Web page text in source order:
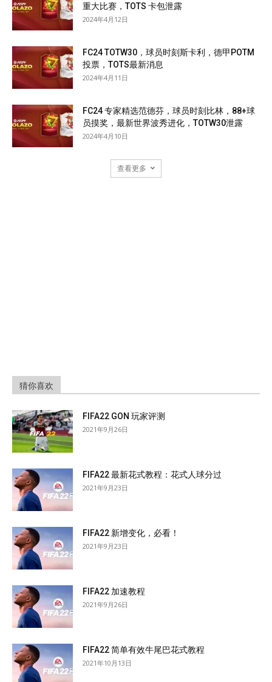
重大比赛，TOTS 卡包泄露
2024年4月12日
FC24 TOTW30，球员时刻斯卡利，德甲POTM
投票，TOTS最新消息
2024年4月11日
FC24 专家精选范德芬，球员时刻比林，88+球
员摸奖，最新世界波秀进化，TOTW30泄露
2024年4月10日
查看更多
猜你喜欢
FIFA22 GON 玩家评测
2021年9月26日
FIFA22 最新花式教程：花式人球分过
2021年9月23日
FIFA22 新增变化，必看！
2021年9月23日
FIFA22 加速教程
2021年9月26日
FIFA22 简单有效牛尾巴花式教程
2021年10月13日